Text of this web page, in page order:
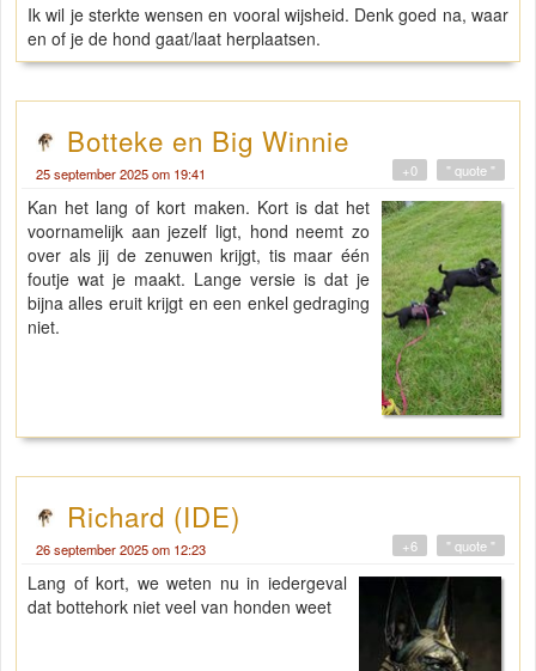
Ik wil je sterkte wensen en vooral wijsheid. Denk goed na, waar
en of je de hond gaat/laat herplaatsen.
Botteke en Big Winnie
25 september 2025 om 19:41 " quote "
+0
Kan het lang of kort maken. Kort is dat het
voornamelijk aan jezelf ligt, hond neemt zo
over als jij de zenuwen krijgt, tis maar één
foutje wat je maakt. Lange versie is dat je
bijna alles eruit krijgt en een enkel gedraging
niet.
Richard (IDE)
26 september 2025 om 12:23 " quote "
+6
Lang of kort, we weten nu in iedergeval
dat bottehork niet veel van honden weet